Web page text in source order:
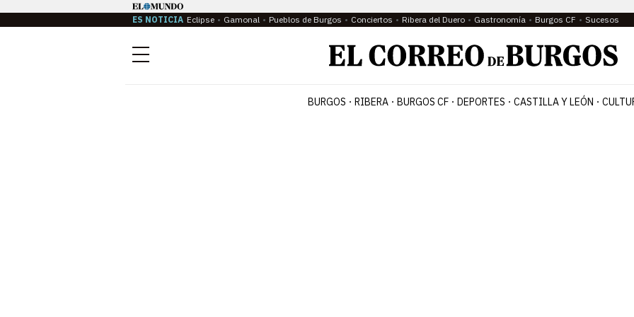
ES NOTICIA Eclipse Gamonal Pueblos de Burgos Conciertos Ribera del Duero Gastronomía Burgos CF Sucesos
Menú
BURGOS RIBERA BURGOS CF DEPORTES CASTILLA Y LEÓN